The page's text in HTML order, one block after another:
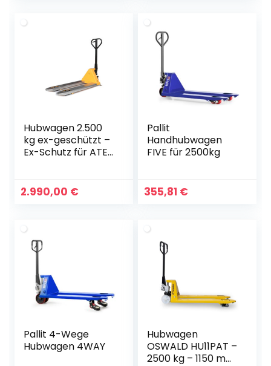
Hubwagen 2.500
kg ex-geschützt –
Ex-Schutz für ATEX
2.990,00 €
Pallit
Handhubwagen
FIVE für 2500kg
355,81 €
Pallit 4-Wege
Hubwagen 4WAY
Hubwagen
OSWALD HU11PAT –
2500 kg – 1150 mm